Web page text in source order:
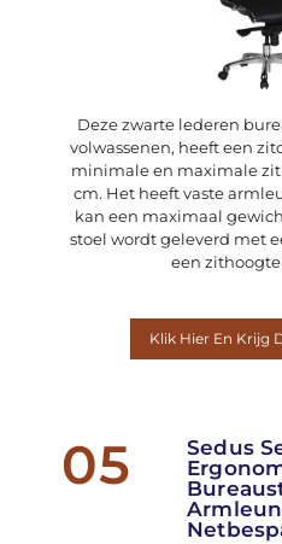
Deze zwarte lederen
volwassenen, heeft een
minimale en maximale
cm. Het heeft vaste
kan een maximaal
stoel wordt geleverd met
een
Klik Hier En Krijg
05
Sedus